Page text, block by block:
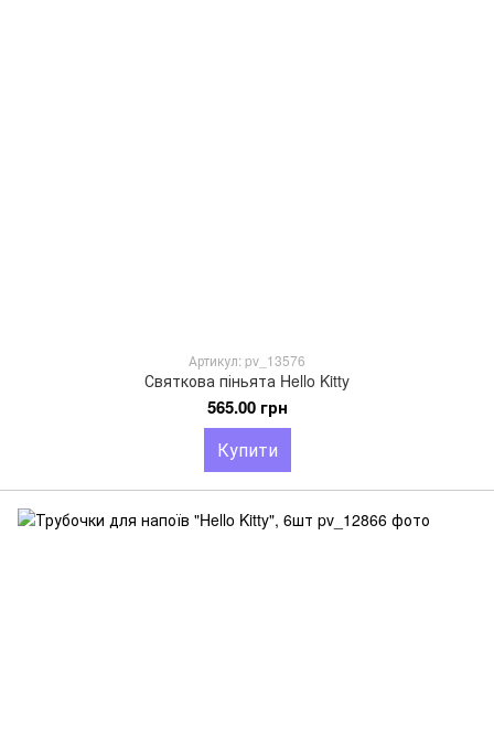
Артикул: pv_13576
Святкова піньята Hello Kitty
565.00 грн
Купити